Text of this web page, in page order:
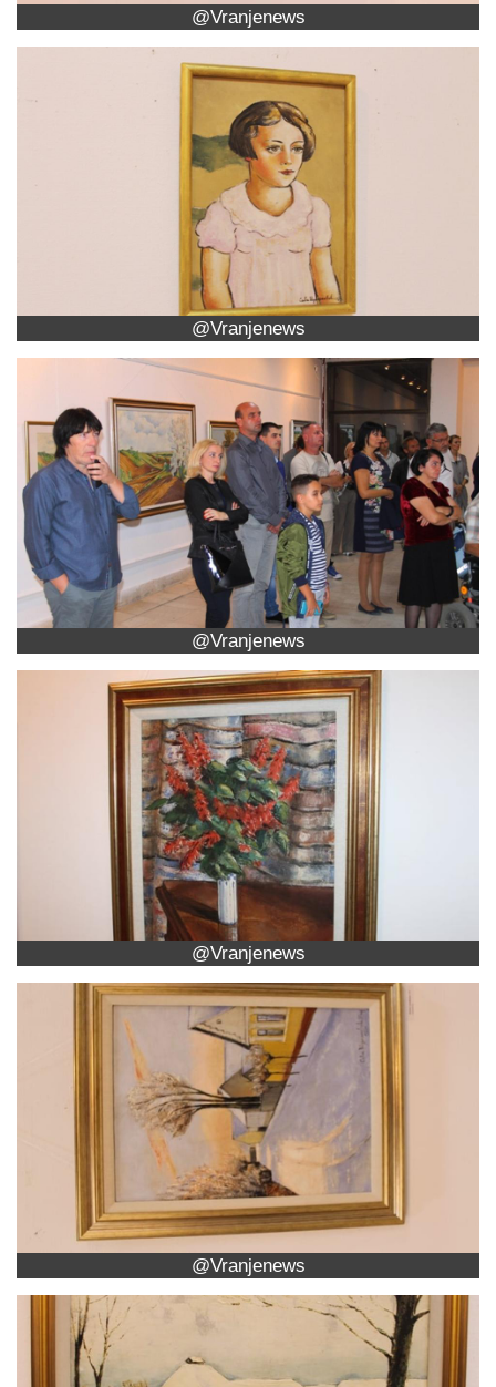
@Vranjenews
@Vranjenews
@Vranjenews
@Vranjenews
@Vranjenews